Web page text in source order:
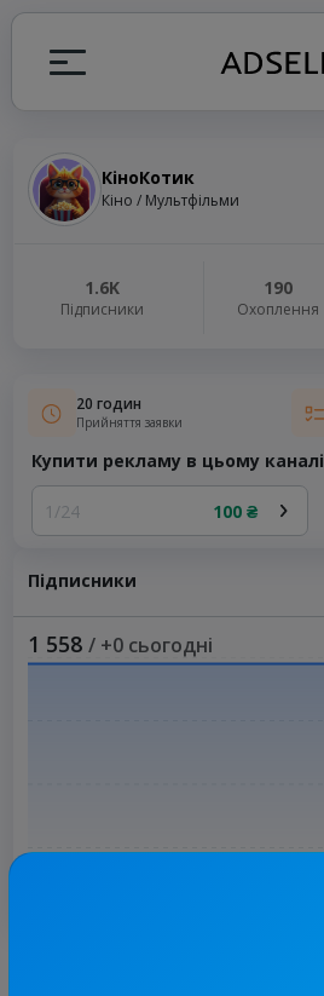
КіноКотик
Кіно / Мультфільми
1.6K
Підписники
190
Охоплення
20 годин
Прийняття заявки
Купити рекламу в цьому каналі
1/24 100 ₴
Підписники
1 558 / +0 сьогодні